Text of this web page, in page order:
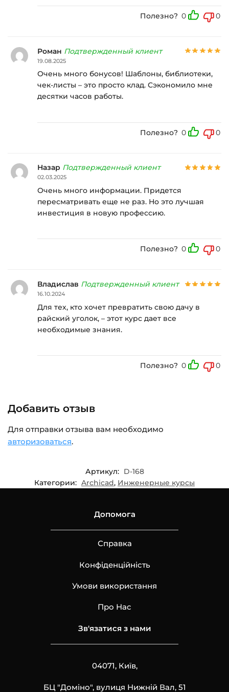
Полезно? 0 0
Роман Подтвержденный клиент
19.08.2025
Очень много бонусов! Шаблоны, библиотеки,
чек-листы – это просто клад. Сэкономило мне
десятки часов работы.
Полезно? 0 0
Назар Подтвержденный клиент
02.03.2025
Очень много информации. Придется
пересматривать еще не раз. Но это лучшая
инвестиция в новую профессию.
Полезно? 0 0
Владислав Подтвержденный клиент
16.10.2024
Для тех, кто хочет превратить свою дачу в
райский уголок, – этот курс дает все
необходимые знания.
Полезно? 0 0
Добавить отзыв
Для отправки отзыва вам необходимо
авторизоваться.
Артикул: D-168
Категории: Archicad, Инженерные курсы
Допомога
Справка
Конфіденційність
Умови використання
Про Нас
Зв'язатися з нами
04071, Київ,
БЦ "Доміно", вулиця Нижній Вал, 51